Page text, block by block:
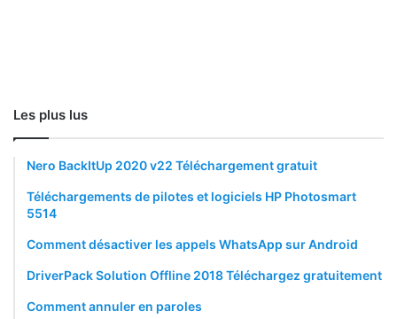
Les plus lus
Nero BackItUp 2020 v22 Téléchargement gratuit
Téléchargements de pilotes et logiciels HP Photosmart
5514
Comment désactiver les appels WhatsApp sur Android
DriverPack Solution Offline 2018 Téléchargez gratuitement
Comment annuler en paroles